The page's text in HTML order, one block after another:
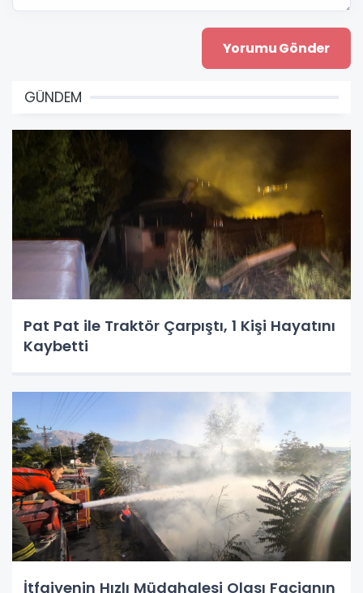
GÜNDEM
Pat Pat ile Traktör Çarpıştı, 1 Kişi Hayatını
Kaybetti
İtfaiyenin Hızlı Müdahalesi Olası Facianın